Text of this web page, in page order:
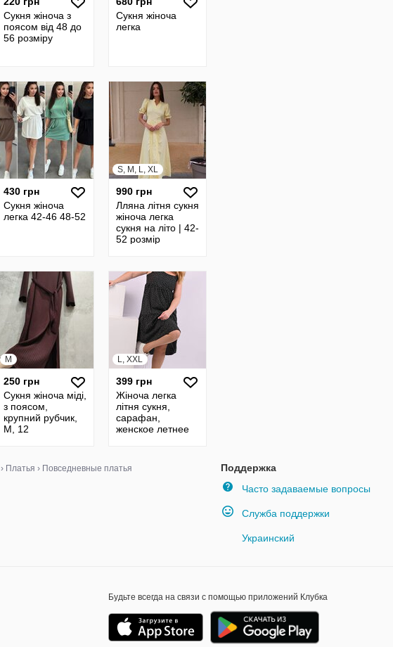
Сукня жіноча з
поясом від 48 до
56 розміру
Сукня жіноча
легка
430 грн
Сукня жіноча
легка 42-46 48-52
S, M, L, XL
990 грн
Лляна літня сукня
жіноча легка
сукня на літо | 42-
52 розмір
M
250 грн
Сукня жіноча міді,
з поясом,
крупний рубчик,
M, 12
L, XXL
399 грн
Жіноча легка
літня сукня,
сарафан,
женское летнее
див.заміри
Поддержка
Часто задаваемые вопросы
Служба поддержки
Украинский
› Платья › Повседневные платья
Будьте всегда на связи с помощью приложений Клубка